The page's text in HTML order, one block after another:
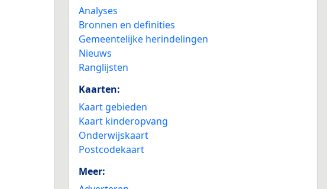
Analyses
Bronnen en definities
Gemeentelijke herindelingen
Nieuws
Ranglijsten
Kaarten:
Kaart gebieden
Kaart kinderopvang
Onderwijskaart
Postcodekaart
Meer: